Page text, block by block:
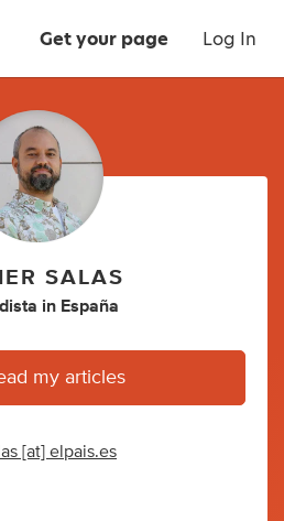
Get your page Log In
SALAS
in España
my articles
[at] elpais.es